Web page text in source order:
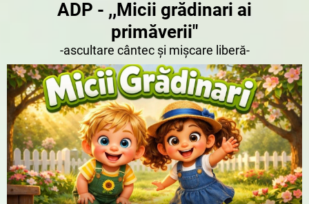
ADP - ,,Micii grădinari ai
primăverii"
-ascultare cântec și mișcare liberă-